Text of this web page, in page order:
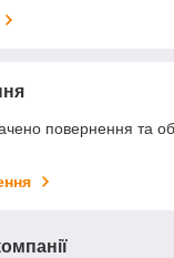
повернення та